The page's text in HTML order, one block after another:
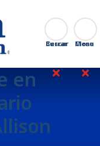
Buscar
Cerrar
en